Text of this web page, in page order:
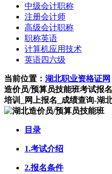
中级会计职称
注册会计师
高级会计职称
职称英语
计算机应用技术
英语四六级
当前位置： 湖北职业资格证网
造价员/预算员技能班考试报
培训_网上报名_成绩查询-湖
目录
1.考试介绍
2.报名条件